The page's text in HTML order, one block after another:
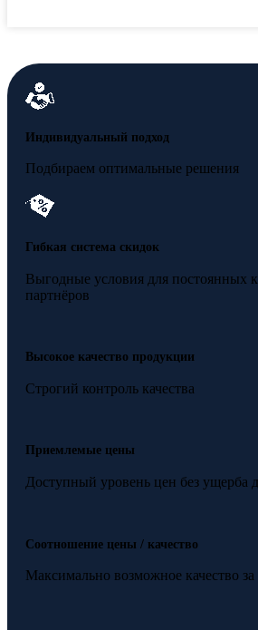
Индивидуальный подход
Подбираем оптимальные решения
Гибкая система скидок
Выгодные условия для постоянных
партнёров
Высокое качество продукции
Строгий контроль качества
Приемлемые цены
Доступный уровень цен без ущерба
Соотношение цены / качество
Максимально возможное качество